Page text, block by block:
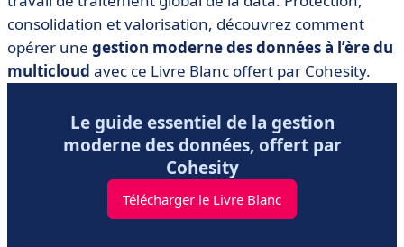
consolidation et valorisation, découvrez comment
opérer une gestion moderne des données à l’ère du
multicloud avec ce Livre Blanc offert par Cohesity.
Le guide essentiel de la gestion
moderne des données, offert par
Cohesity
Télécharger le Livre Blanc